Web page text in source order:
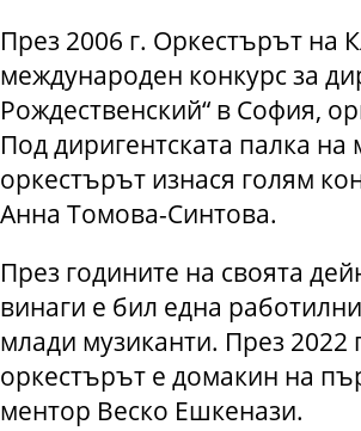
През 2006 г. Оркестърът
международен конкурс за
Рождественский“ в София,
Под диригентската палка
оркестърът изнася голям
Анна Томова-Синтова.
През годините на своята
винаги е бил една
млади музиканти. През 2022
оркестърът е домакин на
ментор Веско Ешкенази.